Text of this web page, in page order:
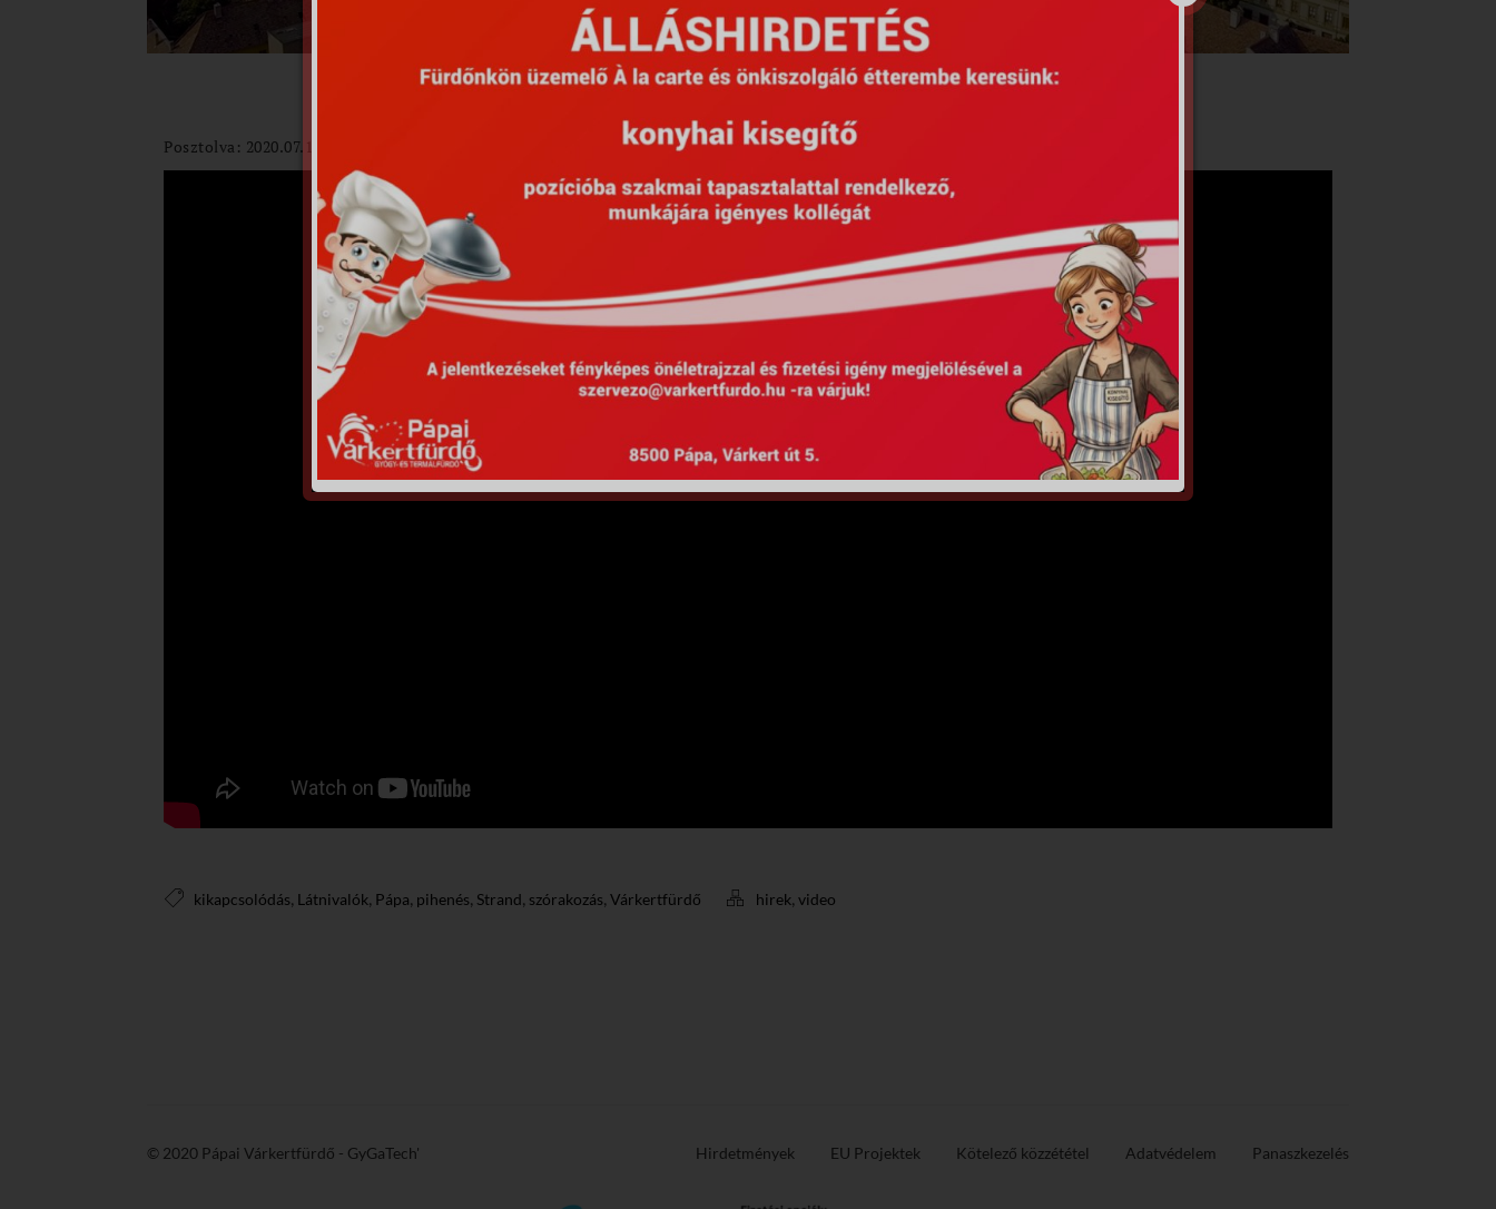
Posztolva: 2020.07.10.
kikapcsolódás, Látnivalók, Pápa, pihenés, Strand, szórakozás, Várkertfürdő hirek, video
© 2020 Pápai Várkertfürdő - GyGaTech' Hirdetmények EU Projektek Kötelező közzététel Adatvédelem Panaszkezelés